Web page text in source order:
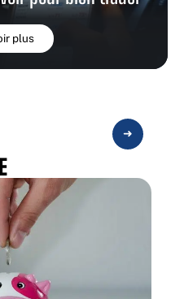
plus